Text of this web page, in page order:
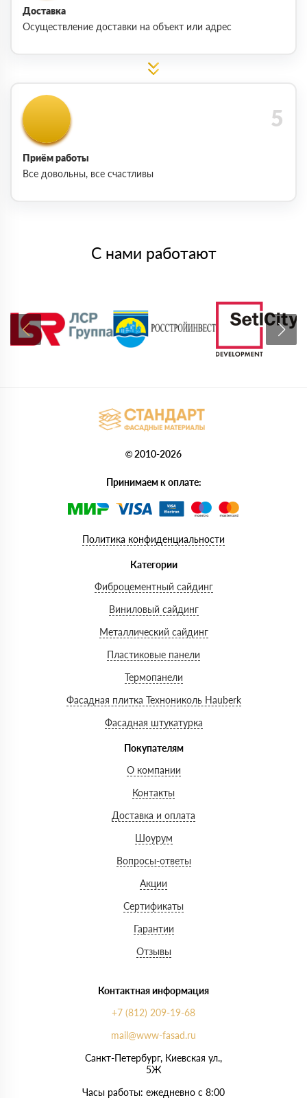
Доставка
Осуществление доставки на объект или адрес
Приём работы
Все довольны, все счастливы
С нами работают
© 2010-2026
Принимаем к оплате:
Политика конфиденциальности
Категории
Фиброцементный сайдинг
Виниловый сайдинг
Металлический сайдинг
Пластиковые панели
Термопанели
Фасадная плитка Технониколь Hauberk
Фасадная штукатурка
Покупателям
О компании
Контакты
Доставка и оплата
Шоурум
Вопросы-ответы
Акции
Сертификаты
Гарантии
Отзывы
Контактная информация
+7 (812) 209-19-68
mail@www-fasad.ru
Санкт-Петербург, ​Киевская ул.,
5Ж
Часы работы: ежедневно с 8:00